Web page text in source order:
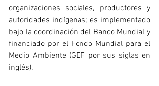
organizaciones sociales, productores y
autoridades indígenas; es implementado
bajo la coordinación del Banco Mundial y
financiado por el Fondo Mundial para el
Medio Ambiente (GEF por sus siglas en
inglés).